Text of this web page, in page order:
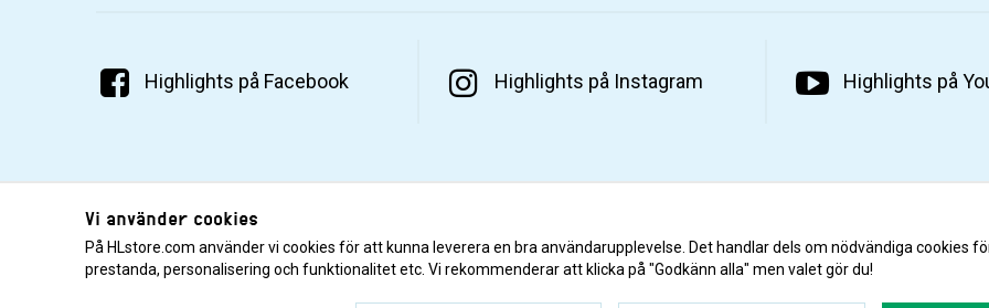
Highlights på Facebook Highlights på Instagram Highlights på
© 2001–2026 Highlights/KR Distribution AB.
Vi använder cookies
På HLstore.com använder vi cookies för att kunna leverera en bra användarupplevelse. Det handlar dels om nödvändiga
prestanda, personalisering och funktionalitet etc. Vi rekommenderar att klicka på "Godkänn alla" men valet gör du!